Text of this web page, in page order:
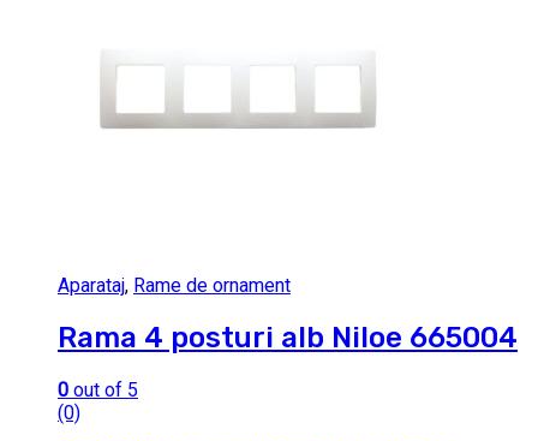
Aparataj, Rame de ornament
Rama 4 posturi alb Niloe 665004
0 out of 5
(0)